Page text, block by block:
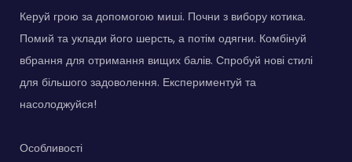
Керуй грою за допомогою миші. Почни з вибору котика.
Помий та уклади його шерсть, а потім одягни. Комбінуй
вбрання для отримання вищих балів. Спробуй нові стилі
для більшого задоволення. Експериментуй та
насолоджуйся!
Особливості